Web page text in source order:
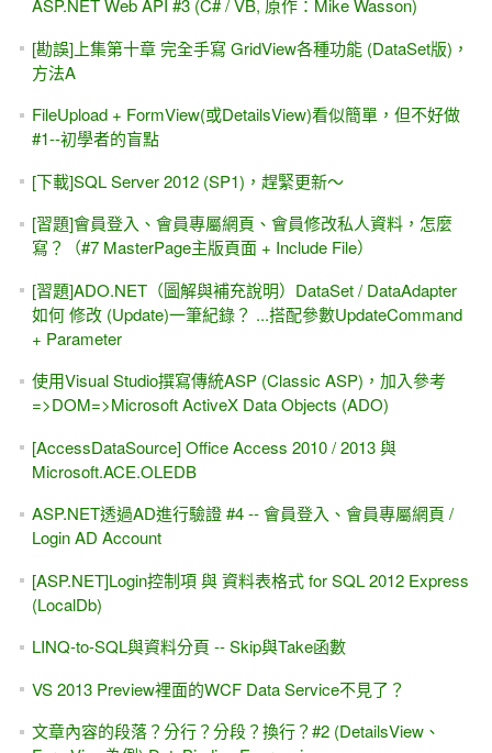
Controls.Add()
動
我「刪除」一筆資料
iframe 與 Page指示詞 之 MaintainScrollPositionOnPostback
屬性
YouTube影片 - ASP.NET(Web Form)的 PostBack入門小範例
DataAdapter的 .Fill()方法，同時執行多個查詢
無限下拉的資料呈現 (類似FaceBook，分頁效果) #2 - 圖片版
的首頁
一個範例搞清楚 "前端"與 "後端" -- 以jQuery UI搭配 ASP.NET
控制項(Button)為例
會員登入、會員專屬網頁、會員修改私人資料，怎麼寫？
（#5，障眼法 DataBinding Expression）使用者登入後（新
[YouTube影片] SQL Server 的 FILESTREAM 簡單設定 -
ASP.NET Web Form